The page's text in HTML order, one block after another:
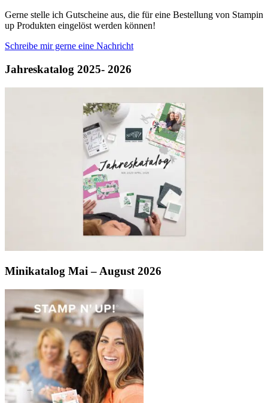
Gerne stelle ich Gutscheine aus, die für eine Bestellung von Stampin
up Produkten eingelöst werden können!
Schreibe mir gerne eine Nachricht
Jahreskatalog 2025- 2026
Minikatalog Mai – August 2026